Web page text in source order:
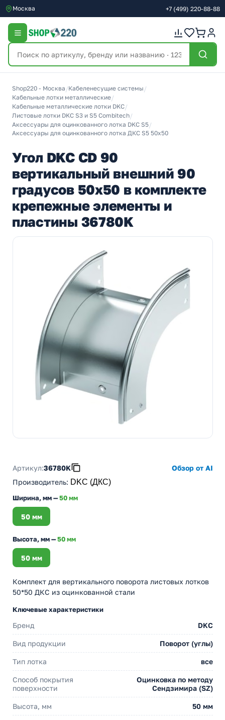
Москва +7 (499) 220-88-88
Shop220 - Москва /Кабеленесущие системы /
Кабельные лотки металлические/
Кабельные металлические лотки DKC/
Листовые лотки DKC S3 и S5 Combitech/
Аксессуары для оцинкованного лотка DKC S5/
Аксессуары для оцинкованного лотка ДКС S5 50х50
Угол DKC CD 90
вертикальный внешний 90
градусов 50х50 в комплекте
крепежные элементы и
пластины 36780K
Артикул:36780K
Обзор от AI
Производитель: DKC (ДКС)
Ширина, мм —50 мм
50 мм
Высота, мм —50 мм
50 мм
Комплект для вертикального поворота листовых лотков
50*50 ДКС из оцинкованной стали
Ключевые характеристики
Бренд DKC
Вид продукции Поворот (углы)
Тип лотка все
Способ покрытия
поверхности
Оцинковка по методу
Сендзимира (SZ)
Высота, мм 50 мм